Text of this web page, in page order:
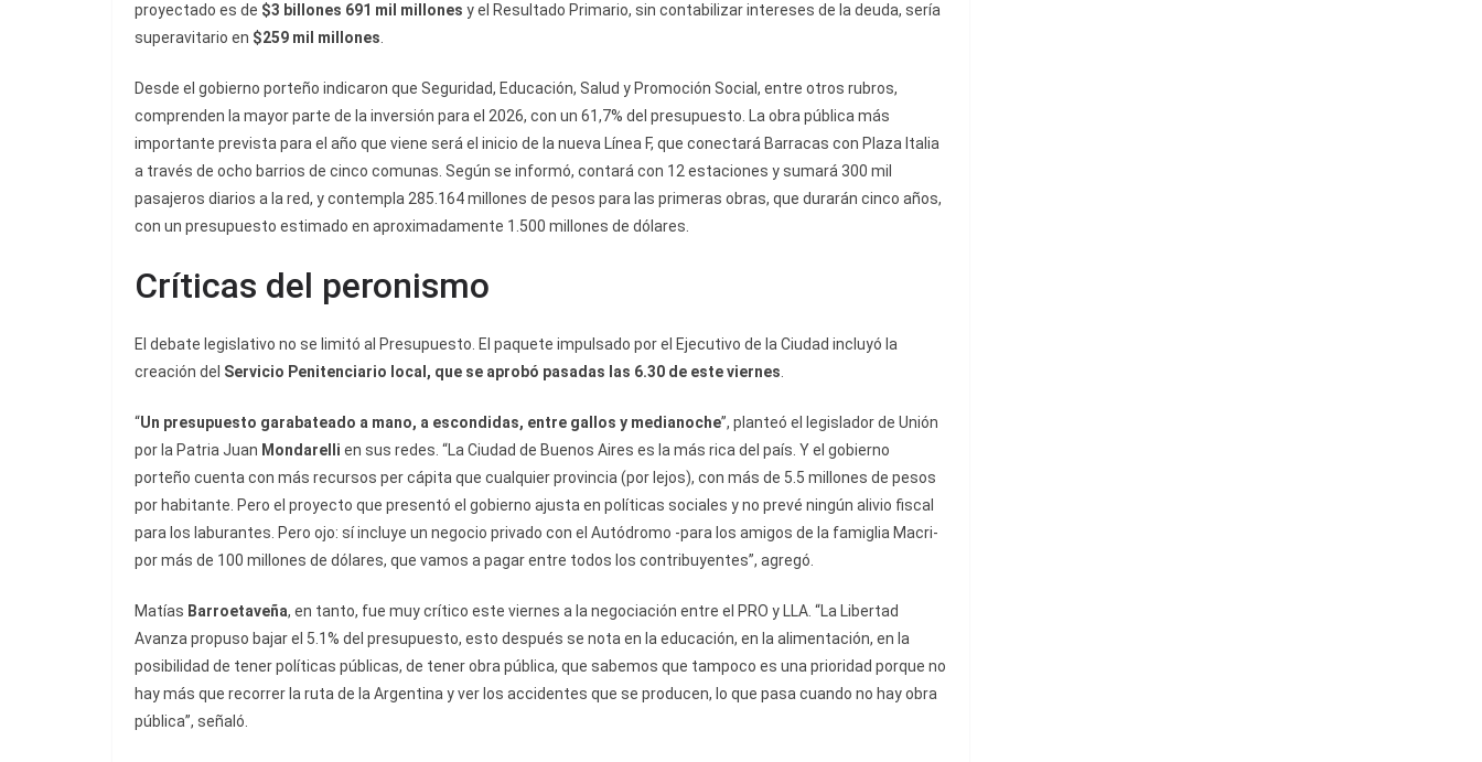
proyectado es de $3 billones 691 mil millones y el Resultado Primario, sin contabilizar intereses de la deuda, sería
superavitario en $259 mil millones.
Desde el gobierno porteño indicaron que Seguridad, Educación, Salud y Promoción Social, entre otros rubros,
comprenden la mayor parte de la inversión para el 2026, con un 61,7% del presupuesto. La obra pública más
importante prevista para el año que viene será el inicio de la nueva Línea F, que conectará Barracas con Plaza Italia
a través de ocho barrios de cinco comunas. Según se informó, contará con 12 estaciones y sumará 300 mil
pasajeros diarios a la red, y contempla 285.164 millones de pesos para las primeras obras, que durarán cinco años,
con un presupuesto estimado en aproximadamente 1.500 millones de dólares.
Críticas del peronismo
El debate legislativo no se limitó al Presupuesto. El paquete impulsado por el Ejecutivo de la Ciudad incluyó la
creación del Servicio Penitenciario local , que se aprobó pasadas las 6.30 de este viernes.
“Un presupuesto garabateado a mano, a escondidas, entre gallos y medianoche”, planteó el legislador de Unión
por la Patria Juan Mondarelli en sus redes. “La Ciudad de Buenos Aires es la más rica del país. Y el gobierno
porteño cuenta con más recursos per cápita que cualquier provincia (por lejos), con más de 5.5 millones de pesos
por habitante. Pero el proyecto que presentó el gobierno ajusta en políticas sociales y no prevé ningún alivio fiscal
para los laburantes. Pero ojo: sí incluye un negocio privado con el Autódromo -para los amigos de la famiglia Macri-
por más de 100 millones de dólares, que vamos a pagar entre todos los contribuyentes”, agregó.
Matías Barroetaveña, en tanto, fue muy crítico este viernes a la negociación entre el PRO y LLA. “La Libertad
Avanza propuso bajar el 5.1% del presupuesto, esto después se nota en la educación, en la alimentación, en la
posibilidad de tener políticas públicas, de tener obra pública, que sabemos que tampoco es una prioridad porque no
hay más que recorrer la ruta de la Argentina y ver los accidentes que se producen, lo que pasa cuando no hay obra
pública”, señaló.